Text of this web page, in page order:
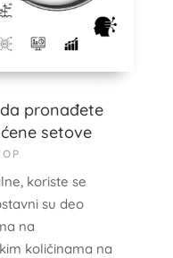
pronađete
setove
koriste se
su deo
na
količinama na